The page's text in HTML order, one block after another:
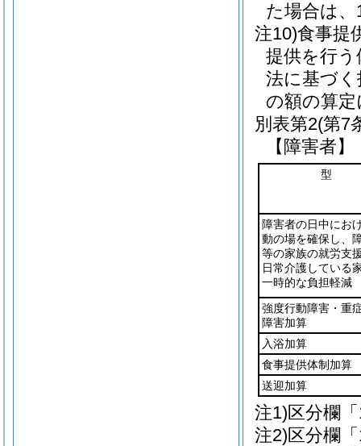
た場合は
注10)食事提
提供を行
法に基づ
の額の算
別表第2(第7
【障害者】
型
障害者の日中にお
動の場を確保し、
等の家族の就労支
日常介護している
一時的な負担軽減
強度行動障害・重
障害加算
入浴加算
食事提供体制加算
送迎加算
注1)区分欄
注2)区分欄